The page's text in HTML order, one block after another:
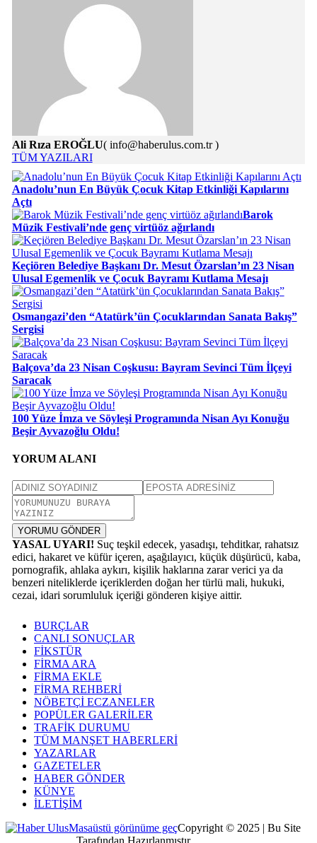
Ali Rıza EROĞLU( info@haberulus.com.tr )
TÜM YAZILARI
Anadolu’nun En Büyük Çocuk Kitap Etkinliği Kapılarını
Açtı
Barok
Müzik Festivali’nde genç virtüöz ağırlandı
Keçiören Belediye Başkanı Dr. Mesut Özarslan’ın 23 Nisan
Ulusal Egemenlik ve Çocuk Bayramı Kutlama Mesajı
Osmangazi’den “Atatürk’ün Çocuklarından Sanata Bakış”
Sergisi
Balçova’da 23 Nisan Coşkusu: Bayram Sevinci Tüm İlçeyi
Saracak
100 Yüze İmza ve Söyleşi Programında Nisan Ayı Konuğu
Beşir Ayvazoğlu Oldu!
YORUM ALANI
YORUMU GÖNDER
YASAL UYARI! Suç teşkil edecek, yasadışı, tehditkar, rahatsız
edici, hakaret ve küfür içeren, aşağılayıcı, küçük düşürücü, kaba,
pornografik, ahlaka aykırı, kişilik haklarına zarar verici ya da
benzeri niteliklerde içeriklerden doğan her türlü mali, hukuki,
cezai, idari sorumluluk içeriği gönderen kişiye aittir.
BURÇLAR
CANLI SONUÇLAR
FİKSTÜR
FİRMA ARA
FİRMA EKLE
FİRMA REHBERİ
NÖBETÇİ ECZANELER
POPÜLER GALERİLER
TRAFİK DURUMU
TÜM MANŞET HABERLERİ
YAZARLAR
GAZETELER
HABER GÖNDER
KÜNYE
İLETİŞİM
Masaüstü görünüme geçCopyright © 2025 | Bu Site
Tarafından Hazırlanmıştır.